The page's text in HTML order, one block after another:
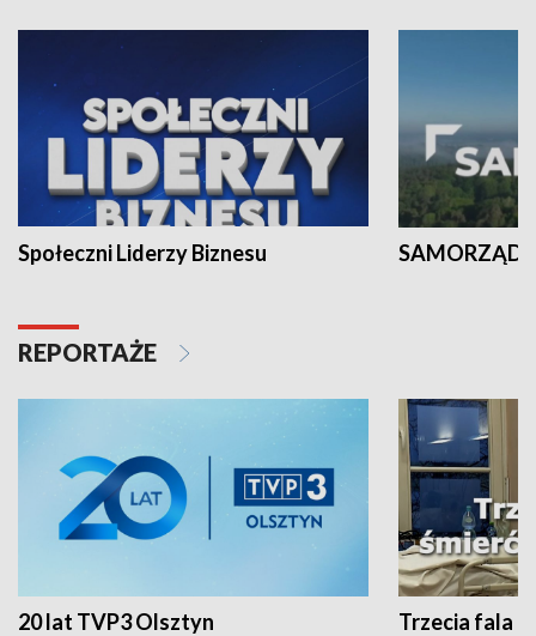
Społeczni Liderzy Biznesu SAMORZĄD
REPORTAŻE
20 lat TVP3 Olsztyn Trzecia fala -